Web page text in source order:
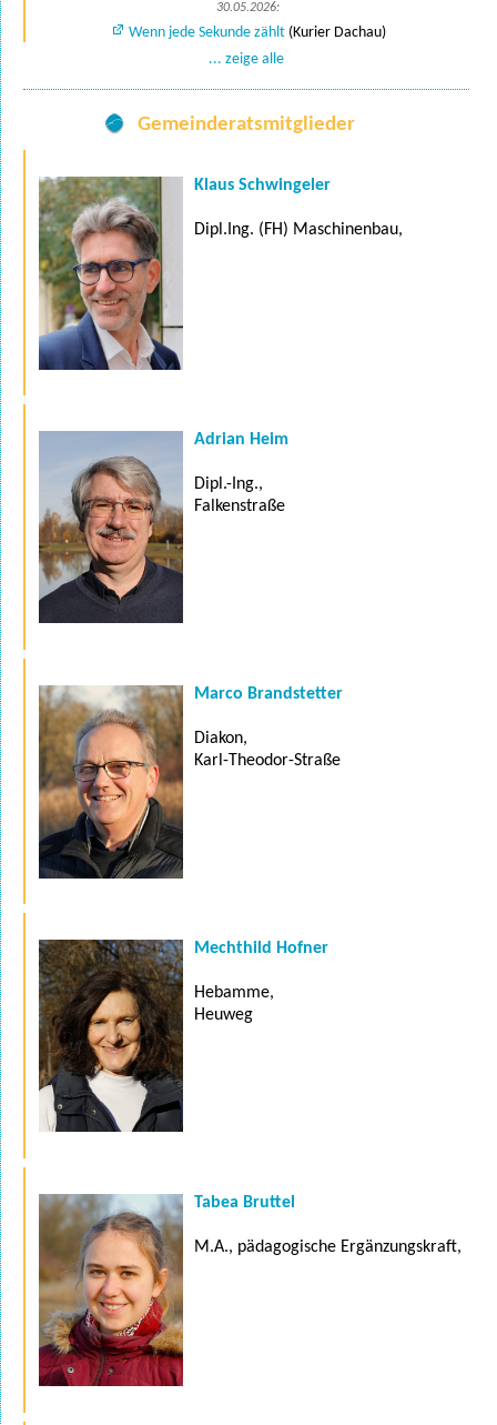
30.05.2026:
Wenn jede Sekunde zählt (Kurier Dachau)
... zeige alle
Gemeinderatsmitglieder
Klaus Schwingeler
Dipl.Ing. (FH) Maschinenbau,
Adrian Heim
Dipl.-Ing.,
Falkenstraße
Marco Brandstetter
Diakon,
Karl-Theodor-Straße
Mechthild Hofner
Hebamme,
Heuweg
Tabea Bruttel
M.A., pädagogische Ergänzungskraft,